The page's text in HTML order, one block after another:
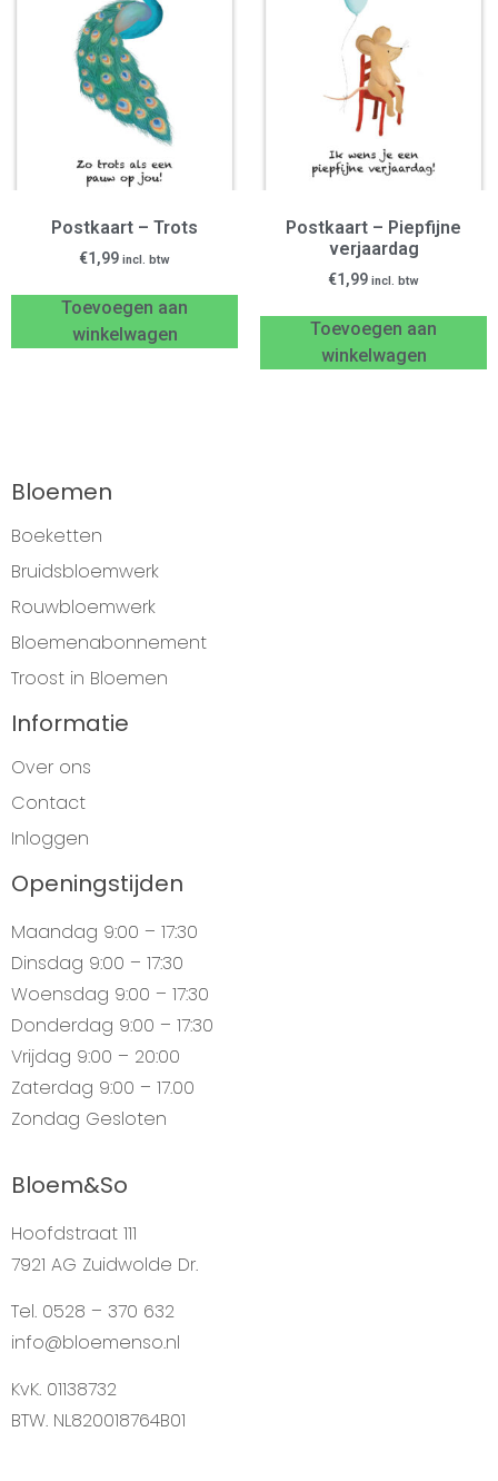
Postkaart – Trots
€1,99 incl. btw
Toevoegen aan
winkelwagen
Postkaart – Piepfijne
verjaardag
€1,99 incl. btw
Toevoegen aan
winkelwagen
Bloemen
Boeketten
Bruidsbloemwerk
Rouwbloemwerk
Bloemenabonnement
Troost in Bloemen
Informatie
Over ons
Contact
Inloggen
Openingstijden
Maandag 9:00 – 17:30
Dinsdag 9:00 – 17:30
Woensdag 9:00 – 17:30
Donderdag 9:00 – 17:30
Vrijdag 9:00 – 20:00
Zaterdag 9:00 – 17.00
Zondag Gesloten
Bloem&So
Hoofdstraat 111
7921 AG Zuidwolde Dr.
Tel. 0528 – 370 632
info@bloemenso.nl
KvK. 01138732
BTW. NL820018764B01